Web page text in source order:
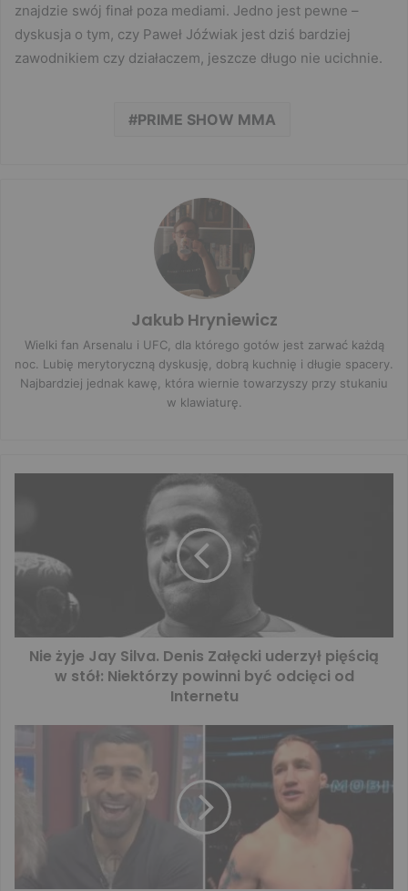
znajdzie swój finał poza mediami. Jedno jest pewne –
dyskusja o tym, czy Paweł Jóźwiak jest dziś bardziej
zawodnikiem czy działaczem, jeszcze długo nie ucichnie.
PRIME SHOW MMA
Jakub Hryniewicz
Wielki fan Arsenalu i UFC, dla którego gotów jest zarwać każdą
noc. Lubię merytoryczną dyskusję, dobrą kuchnię i długie spacery.
Najbardziej jednak kawę, która wiernie towarzyszy przy stukaniu
w klawiaturę.
Nie żyje Jay Silva. Denis Załęcki uderzył pięścią
w stół: Niektórzy powinni być odcięci od
Internetu